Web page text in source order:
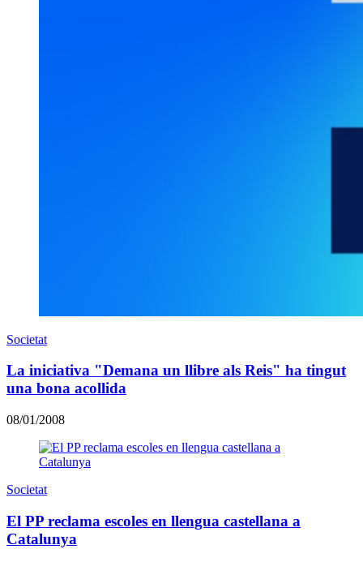
Societat
La iniciativa "Demana un llibre als Reis" ha tingut
una bona acollida
08/01/2008
Societat
El PP reclama escoles en llengua castellana a
Catalunya